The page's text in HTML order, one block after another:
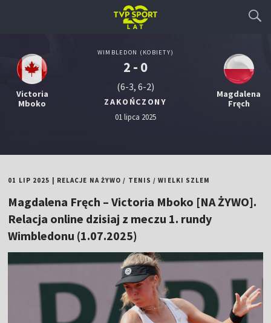
Victoria
Mboko
WIMBLEDON (KOBIETY)
2 - 0
(6-3, 6-2)
ZAKOŃCZONY
01 lipca 2025
Magdalena
Fręch
01 LIP 2025 RELACJE NA ŻYWO / TENIS /WIELKI SZLEM
Magdalena Fręch – Victoria Mboko [NA ŻYWO].
Relacja online dzisiaj z meczu 1. rundy
Wimbledonu (1.07.2025)